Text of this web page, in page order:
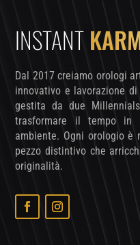
INSTANT
Dal 2017 creiamo orologi
innovativo e lavorazione
gestita da due
trasformare il tempo
ambiente. Ogni orologio
pezzo distintivo che
originalità.